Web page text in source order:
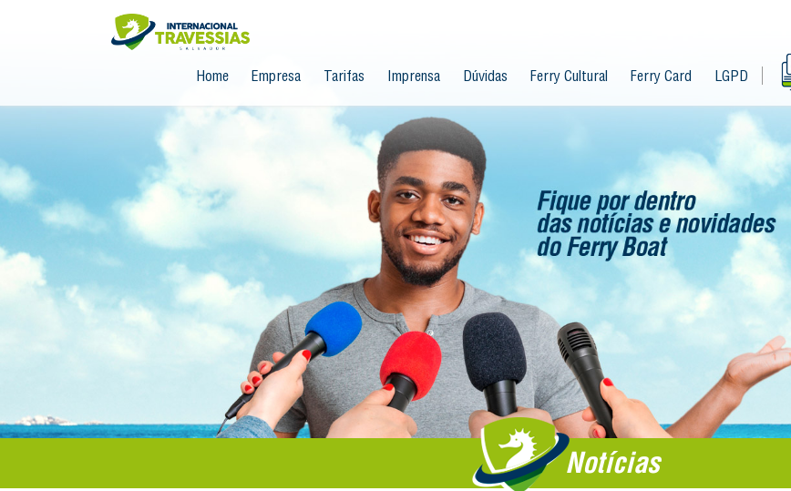
Home Empresa Tarifas Imprensa Dúvidas Ferry Cultural Ferry Card LGPD
Notícias